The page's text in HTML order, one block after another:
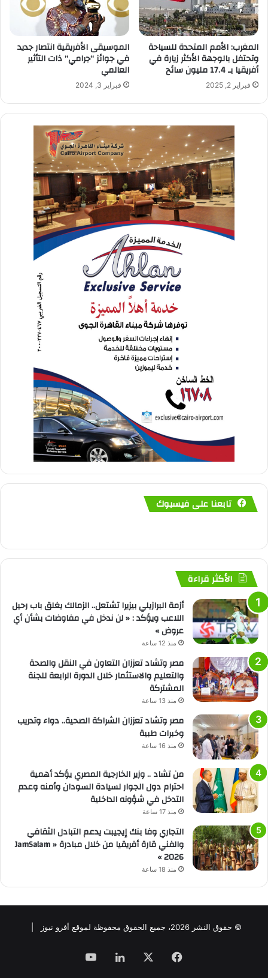
المغرب: الأمم المتحدة للسياحة
وتحتفل بالوجهة الأكثر زيارة في
أفريقيا بـ 17.4 مليون سائح
فبراير 2, 2025
الموسيقى الأفريقية انتصار جديد
في جوائز “جرامي” ذات التأثير
العالمي
فبراير 3, 2024
تابعنا على فيسبوك
الأكثر قراءة
أزمة البرازيلي بيزيرا تشتعل.. الزمالك يغلق باب رحيل
اللاعب ويؤكد : « لن ندخل في مفاوضات بشأن أي
عروض »
منذ 12 ساعة
مصر وتشاد تعززان التعاون في النقل والصحة
والتعليم والاستثمار خلال الدورة الرابعة للجنة
المشتركة
منذ 13 ساعة
مصر وتشاد تعززان الشراكة الصحية.. دواء وتدريب
وخبرات طبية
منذ 16 ساعة
من تشاد .. وزير الخارجية المصري يؤكد أهمية
احترام دول الجوار لسيادة السودان وأمنه وعدم
التدخل في شؤونه الداخلية
منذ 17 ساعة
التجاري وفا بنك إيجيبت يدعم التبادل الثقافي
والفني قارة أفريقيا من خلال مبادرة « JamSalam
2026 »
منذ 18 ساعة
© حقوق النشر 2026، جميع الحقوق محفوظة لموقع أفرو نيوز |
فيسبوك لينكدإن